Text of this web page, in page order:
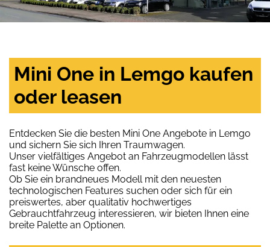
Mini One in Lemgo kaufen
oder leasen
Entdecken Sie die besten Mini One Angebote in Lemgo
und sichern Sie sich Ihren Traumwagen.
Unser vielfältiges Angebot an Fahrzeugmodellen lässt
fast keine Wünsche offen.
Ob Sie ein brandneues Modell mit den neuesten
technologischen Features suchen oder sich für ein
preiswertes, aber qualitativ hochwertiges
Gebrauchtfahrzeug interessieren, wir bieten Ihnen eine
breite Palette an Optionen.